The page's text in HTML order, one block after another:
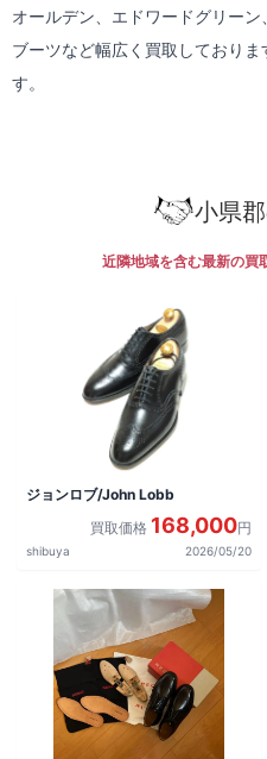
オールデン、エドワードグリー
ブーツなど幅広く買取しておりま
す。
小県
近隣地域を含む最新の買
ジョンロブ/John Lobb
買取価格 168,000円
shibuya 2026/05/20